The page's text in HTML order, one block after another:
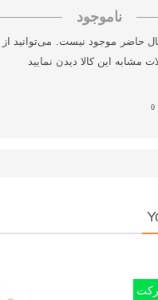
ناموجود
حال حاضر موجود نیست. می‌توانید
مشابه این کالا دیدن نمایید
0